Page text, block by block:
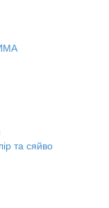
та сяйво